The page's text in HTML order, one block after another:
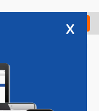
Check in
x